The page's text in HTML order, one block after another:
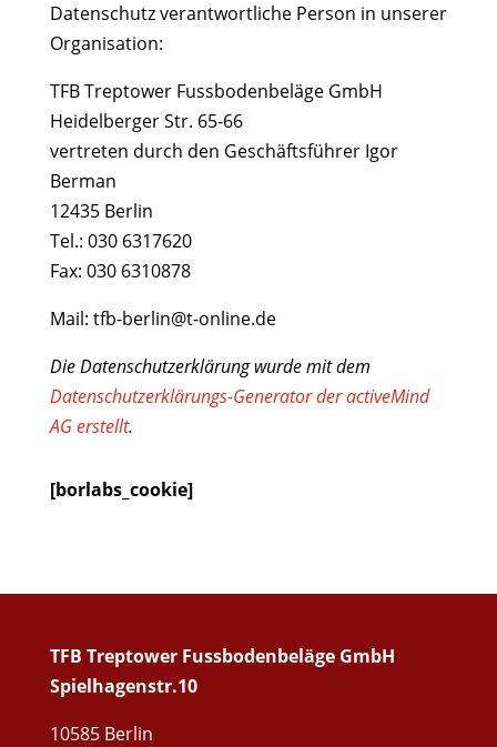
Datenschutz verantwortliche Person in unserer
Organisation:
TFB Treptower Fussbodenbeläge GmbH
Heidelberger Str. 65-66
vertreten durch den Geschäftsführer Igor
Berman
12435 Berlin
Tel.: 030 6317620
Fax: 030 6310878
Mail: tfb-berlin@t-online.de
Die Datenschutzerklärung wurde mit dem
Datenschutzerklärungs-Generator der activeMind
AG erstellt.
[borlabs_cookie]
TFB Treptower Fussbodenbeläge GmbH
Spielhagenstr.10
10585 Berlin